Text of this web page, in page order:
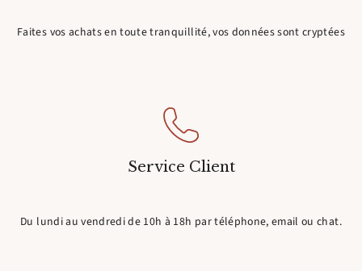
Faites vos achats en toute tranquillité, vos données sont cryptées
Service Client
Du lundi au vendredi de 10h à 18h par téléphone, email ou chat.